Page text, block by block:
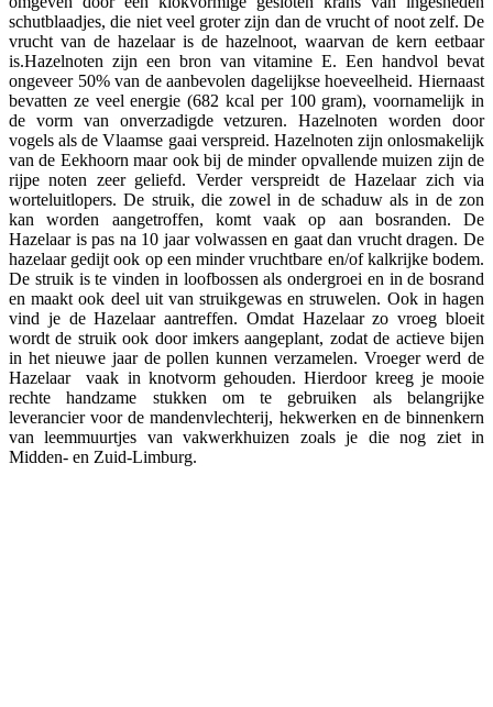
schutblaadjes, die niet veel groter zijn dan de vrucht of noot zelf. De
vrucht van de hazelaar is de hazelnoot, waarvan de kern eetbaar
is.Hazelnoten zijn een bron van vitamine E. Een handvol bevat
ongeveer 50% van de aanbevolen dagelijkse hoeveelheid. Hiernaast
bevatten ze veel energie (682 kcal per 100 gram), voornamelijk in
de vorm van onverzadigde vetzuren. Hazelnoten worden door
vogels als de Vlaamse gaai verspreid. Hazelnoten zijn onlosmakelijk
van de Eekhoorn maar ook bij de minder opvallende muizen zijn de
rijpe noten zeer geliefd. Verder verspreidt de Hazelaar zich via
worteluitlopers. De struik, die zowel in de schaduw als in de zon
kan worden aangetroffen, komt vaak op aan bosranden. De
Hazelaar is pas na 10 jaar volwassen en gaat dan vrucht dragen. De
hazelaar gedijt ook op een minder vruchtbare en/of kalkrijke bodem.
De struik is te vinden in loofbossen als ondergroei en in de bosrand
en maakt ook deel uit van struikgewas en struwelen. Ook in hagen
vind je de Hazelaar aantreffen. Omdat Hazelaar zo vroeg bloeit
wordt de struik ook door imkers aangeplant, zodat de actieve bijen
in het nieuwe jaar de pollen kunnen verzamelen. Vroeger werd de
Hazelaar vaak in knotvorm gehouden. Hierdoor kreeg je mooie
rechte handzame stukken om te gebruiken als belangrijke
leverancier voor de mandenvlechterij, hekwerken en de binnenkern
van leemmuurtjes van vakwerkhuizen zoals je die nog ziet in
Midden- en Zuid-Limburg.